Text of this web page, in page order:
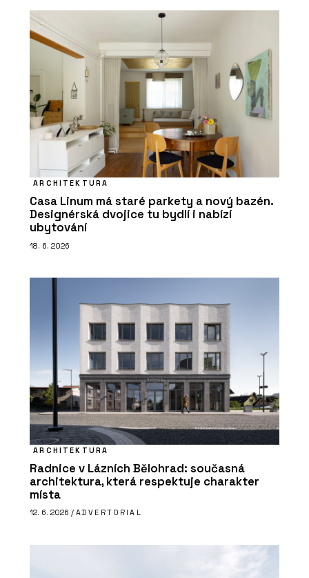
ARCHITEKTURA
Casa Linum má staré parkety a nový bazén.
Designérská dvojice tu bydlí i nabízí
ubytování
18. 6. 2026
ARCHITEKTURA
Radnice v Lázních Bělohrad: současná
architektura, která respektuje charakter
místa
12. 6. 2026 / ADVERTORIAL